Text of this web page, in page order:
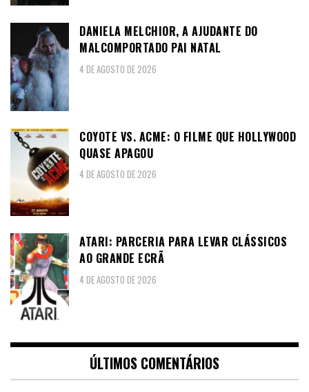
DANIELA MELCHIOR, A AJUDANTE DO
MALCOMPORTADO PAI NATAL
4 DE AGOSTO DE 2026
COYOTE VS. ACME: O FILME QUE HOLLYWOOD
QUASE APAGOU
4 DE AGOSTO DE 2026
ATARI: PARCERIA PARA LEVAR CLÁSSICOS
AO GRANDE ECRÃ
4 DE AGOSTO DE 2026
ÚLTIMOS COMENTÁRIOS